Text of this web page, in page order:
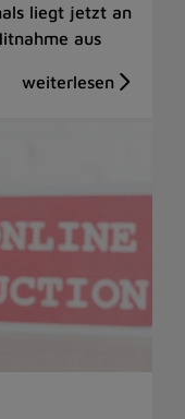
liegt jetzt an
aus